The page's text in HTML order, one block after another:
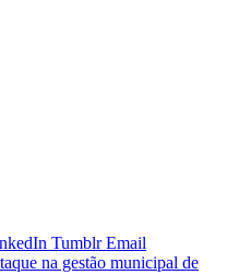
Tumblr Email
na gestão municipal de